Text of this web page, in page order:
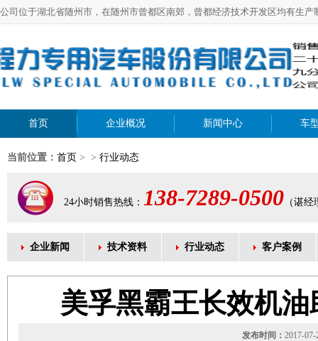
公司位于湖北省随州市，在随州市曾都区南郊，曾都经济技术开发区均有生产
首页 企业概况 新闻中心 车
当前位置： 首页 > > 行业动态
24小时销售热线： 138-7289-0500 （谌
企业新闻 技术资料 行业动态 客户案例
美孚黑霸王长效机
发布时间： 2017-